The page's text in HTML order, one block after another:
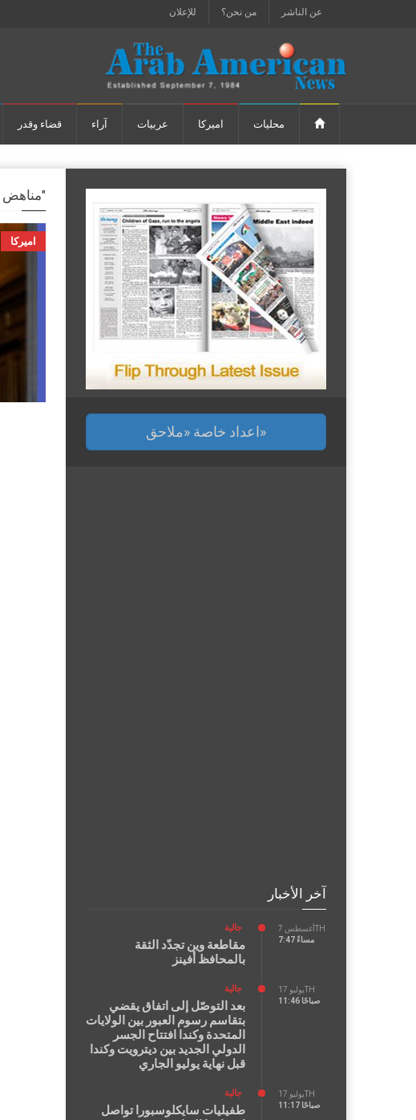
عن الناشر من نحن؟ للإعلان
محليات اميركا عربيات آراء قضاء وقدر
POSTS TAGGED WITH "مناهض لدولة الاحتلال"
اميركا
اعداد خاصة «ملاحق»
آخر الأخبار
أغسطس 7TH
7:47 مساءً
جالية
مقاطعة وين تجدّد الثقة
بالمحافظ أفينز
يوليو 17TH
11:46 صباحًا
جالية
بعد التوصّل إلى اتفاق يقضي
بتقاسم رسوم العبور بين الولايات
المتحدة وكندا افتتاح الجسر
الدولي الجديد بين ديترويت وكندا
قبل نهاية يوليو الجاري
يوليو 17TH
11:17 صباحًا
جالية
طفيليات سايكلوسبورا تواصل